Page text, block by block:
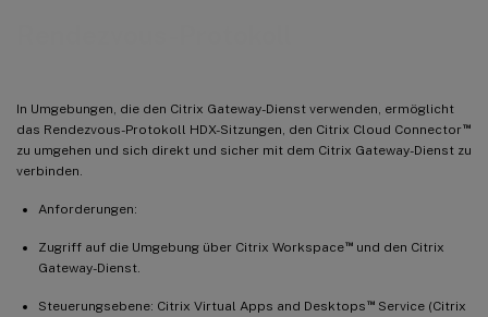
In Umgebungen, die den Citrix Gateway-Dienst verwenden, ermöglicht
das Rendezvous-Protokoll HDX-Sitzungen, den Citrix Cloud Connector™
zu umgehen und sich direkt und sicher mit dem Citrix Gateway-Dienst zu
verbinden.
Anforderungen:
Zugriff auf die Umgebung über Citrix Workspace™und den Citrix
Gateway-Dienst.
Steuerungsebene: Citrix Virtual Apps and Desktops ™Service (Citrix